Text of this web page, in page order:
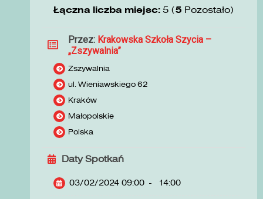
Łączna liczba miejsc: 5 (5 Pozostało)
Przez: Krakowska Szkoła Szycia –
„Zszywalnia”
Zszywalnia
ul. Wieniawskiego 62
Kraków
Małopolskie
Polska
Daty Spotkań
03/02/2024 09:00 - 14:00